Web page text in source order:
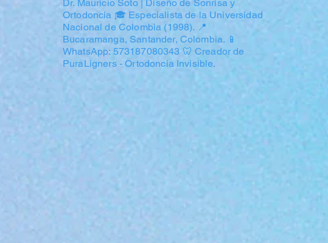
Dr. Mauricio Soto | Diseño de Sonrisa y
Ortodoncia 🎓 Especialista de la Universidad
Nacional de Colombia (1998). 📍
Bucaramanga, Santander, Colombia. 📱
WhatsApp: 573187080343 🦷 Creador de
PuraLigners - Ortodoncia Invisible.